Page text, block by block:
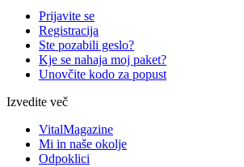
Prijavite se
Registracija
Ste pozabili geslo?
Kje se nahaja moj paket?
Unovčite kodo za popust
Izvedite več
VitalMagazine
Mi in naše okolje
Odpoklici